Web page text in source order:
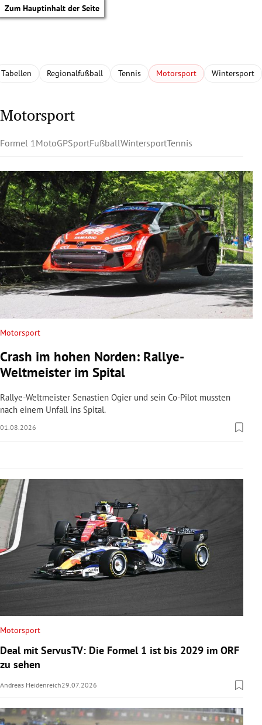
Zum Hauptinhalt der Seite
Untermenü
Untermenü
Untermenü
Untermenü
Untermenü
Untermenü
Tabellen Regionalfußball Tennis Motorsport Wintersport
Motorsport
Formel 1 MotoGPSportFußballWintersportTennis
Motorsport
Crash im hohen Norden: Rallye-
Weltmeister im Spital
Rallye-Weltmeister Senastien Ogier und sein Co-Pilot mussten
nach einem Unfall ins Spital.
01.08.2026
Motorsport
Deal mit ServusTV: Die Formel 1 ist bis 2029 im ORF
zu sehen
Andreas Heidenreich29.07.2026